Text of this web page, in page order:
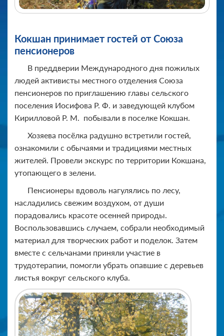
Кокшан принимает гостей от Союза
пенсионеров
В преддверии Международного дня пожилых
людей активисты местного отделения Союза
пенсионеров по приглашению главы сельского
поселения Иосифова Р. Ф. и заведующей клубом
Кирилловой Р. М. побывали в поселке Кокшан.
Хозяева посёлка радушно встретили гостей,
ознакомили с обычаями и традициями местных
жителей. Провели экскурс по территории Кокшана,
утопающего в зелени.
Пенсионеры вдоволь нагулялись по лесу,
насладились свежим воздухом, от души
порадовались красоте осенней природы.
Воспользовавшись случаем, собрали необходимый
материал для творческих работ и поделок. Затем
вместе с сельчанами приняли участие в
трудотерапии, помогли убрать опавшие с деревьев
листья вокруг сельского клуба.